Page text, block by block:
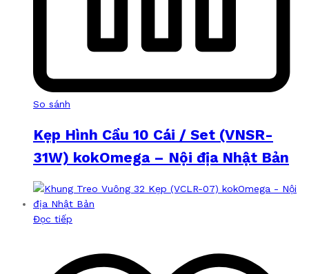
So sánh
Kẹp Hình Cầu 10 Cái / Set (VNSR-
31W) kokOmega – Nội địa Nhật Bản
Đọc tiếp